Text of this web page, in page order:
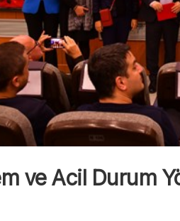
ve Acil Durum